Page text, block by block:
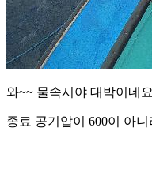
와~~ 물속시야 대박이네
종료 공기압이 600이 아니